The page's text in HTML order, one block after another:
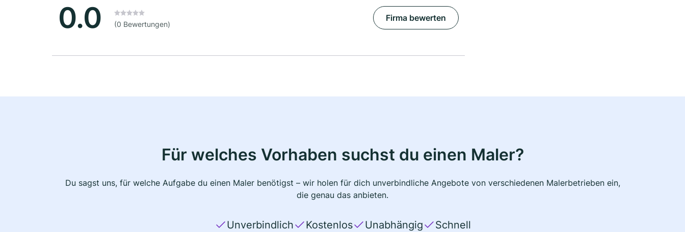
0.0 (0 Bewertungen)
Firma bewerten
Für welches Vorhaben suchst du einen Maler?
Du sagst uns, für welche Aufgabe du einen Maler benötigst – wir holen für dich unverbindliche Angebote von verschiedenen Malerbetrieben ein,
die genau das anbieten.
Unverbindlich Kostenlos Unabhängig Schnell